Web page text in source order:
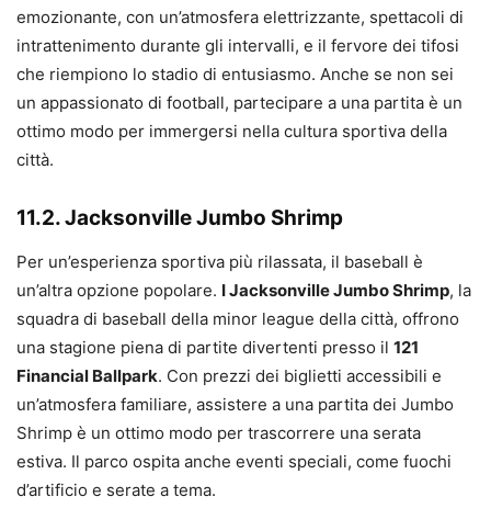
emozionante, con un’atmosfera elettrizzante, spettacoli di
intrattenimento durante gli intervalli, e il fervore dei tifosi
che riempiono lo stadio di entusiasmo. Anche se non sei
un appassionato di football, partecipare a una partita è un
ottimo modo per immergersi nella cultura sportiva della
città.
11.2. Jacksonville Jumbo Shrimp
Per un’esperienza sportiva più rilassata, il baseball è
un’altra opzione popolare. I Jacksonville Jumbo Shrimp, la
squadra di baseball della minor league della città, offrono
una stagione piena di partite divertenti presso il 121
Financial Ballpark. Con prezzi dei biglietti accessibili e
un’atmosfera familiare, assistere a una partita dei Jumbo
Shrimp è un ottimo modo per trascorrere una serata
estiva. Il parco ospita anche eventi speciali, come fuochi
d’artificio e serate a tema.